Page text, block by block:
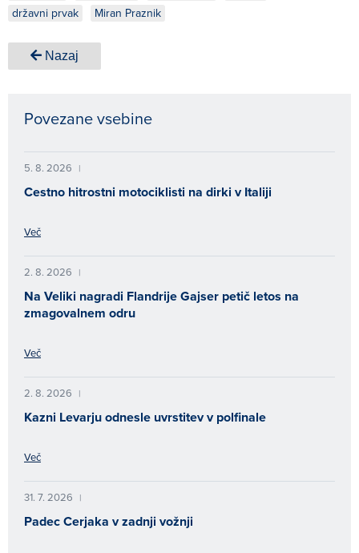
državni prvak
Miran Praznik
Nazaj
Povezane vsebine
5. 8. 2026 |
Cestno hitrostni motociklisti na dirki v Italiji
Več
2. 8. 2026 |
Na Veliki nagradi Flandrije Gajser petič letos na
zmagovalnem odru
Več
2. 8. 2026 |
Kazni Levarju odnesle uvrstitev v polfinale
Več
31. 7. 2026 |
Padec Cerjaka v zadnji vožnji